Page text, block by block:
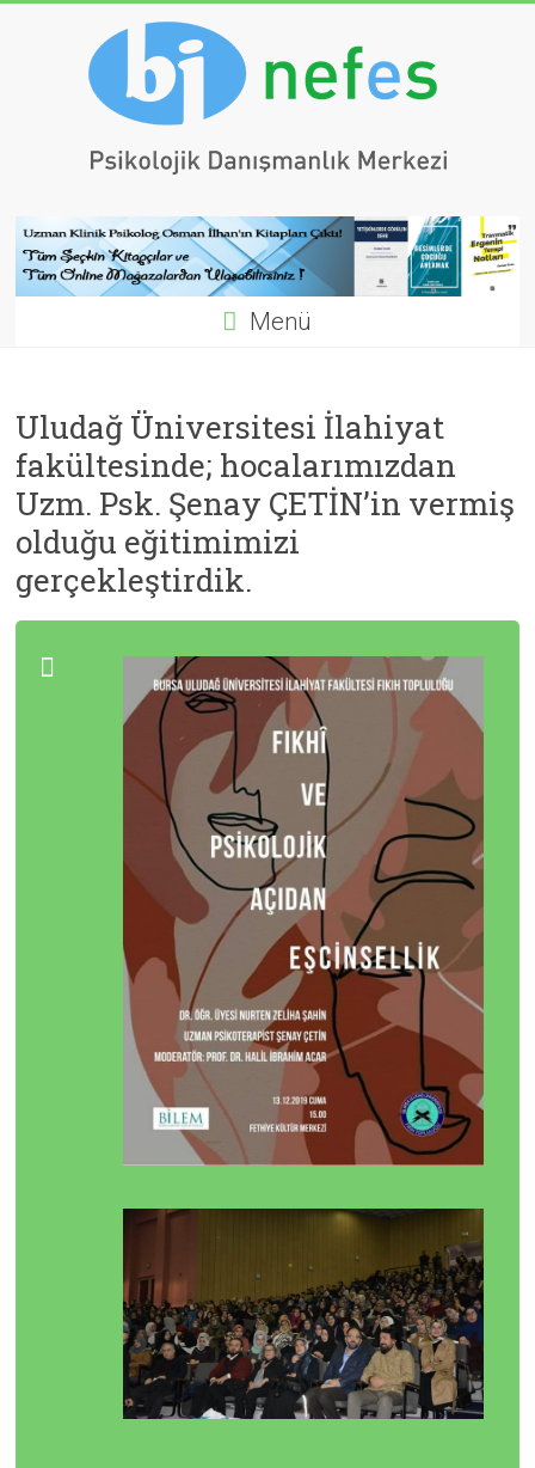
Menü
Uludağ Üniversitesi İlahiyat
fakültesinde; hocalarımızdan
Uzm. Psk. Şenay ÇETİN’in vermiş
olduğu eğitimimizi
gerçekleştirdik.